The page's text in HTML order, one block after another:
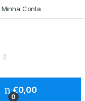
Minha Conta
0
€0,00